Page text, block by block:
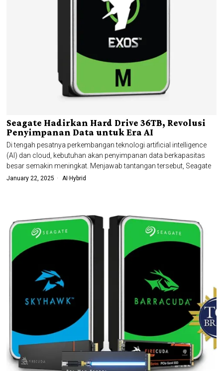
Seagate Hadirkan Hard Drive 36TB, Revolusi
Penyimpanan Data untuk Era AI
Di tengah pesatnya perkembangan teknologi artificial intelligence
(AI) dan cloud, kebutuhan akan penyimpanan data berkapasitas
besar semakin meningkat. Menjawab tantangan tersebut, Seagate
January 22, 2025 AI·Hybrid